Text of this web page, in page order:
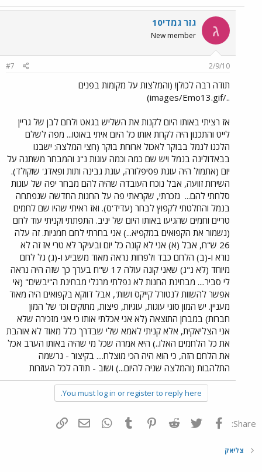
ג גזר גמדי10
New member
2/9/10
#7
תודה רבה לכולן! (והמלצות על מקומות בפנים
../images/Emo13.gif)
אז רציתי באותו היום לקנות את השליש בגאט ולחם לבן של גריין
לייט והתכנון היה לקחת אותו כל היום איתי באוטו... מפה לשלם
הלכנו לנמל בבוקר לאכול ארוחת בוקר (חצי המלצה: ישבנו
בבאדולינה בנמל ויש שם כמה וכמה עוגות נ"ג והמבחר משתנה על
יום (אתמול היה עוגת פסיפלורה, עוגת גבינה ותות ופאדג' שוקולד).
השירות זוועה, אבל נוכח העובדה שהיה להם מבחר יפה של עוגות
סלחתי להם... נזכרתי, שקראתי פה על החנות החדשה שנפתחה
בנמל והחלטתי לקפוץ לבחר (עדיד'ס). ואז ראיתי שהיו שם לחמים
טריים וחמים שהגיעו באותו היום של יניב. התפתתי וקניתי עוד לחם
(נשמור את הקפואים במקפיא...) אני בחרתי לחם חמניות. זה עלה
26 ש"ח, אבל (א) אני לא קונה כל יום ובעיקר לא טרי אז זה לא
נורא ו-(ב) הלחם כבד ולפחות נראה מאוד משביע ו-(ג) גל לחם
מיוחד (לא נ"ג) שאני קונה עולה 17 ש"ח בערך כך שזה היה נראה
לי סביר.... מבחינת החנות לא נפלתי מרגלי מבחינת ה"יבשים" (אי
אפשר להשוות לנטורל קייקס ושות', אבל דווקא בקפואים היה מאוד
מעניין. יש המון סוגי עוגות, עוגיות, פיצות, מתוקים וכו' של המון
חברות) במבחן התוצאה (לא אני אכלתי אותו כי אני מזכירה שלא
אני הצליאקית, אלא קניתי לאמא שלי שבדרך כלל מאוד לא אוהבת
את כל הלחמים האלו..) היא אמרה שכל מי שהיה באותו הערב אכל
את הלחם הזה, כי הוא היה הכי מוצלח.... בקיצור - נרשמה
התלהבות (והמלצה שניה להיום...) ושוב - תודה לכל העוזרות
You must log in or register to reply here.
Share: פייסבוק Twitter
Reddit
Pinterest
Tumblr
WhatsAppדואר אלקטרוני
צליאק